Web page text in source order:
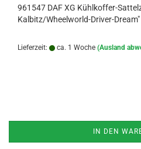
961547 DAF XG Kühlkoffer-
Kalbitz/Wheelworld-Driver-Dream"
Lieferzeit: ca. 1 Woche (Ausland
IN DEN